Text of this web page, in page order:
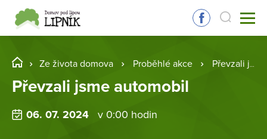
Ze života domova Proběhlé akce Převzali jsme automobil
Převzali jsme automobil
06. 07. 2024 v 0:00 hodin